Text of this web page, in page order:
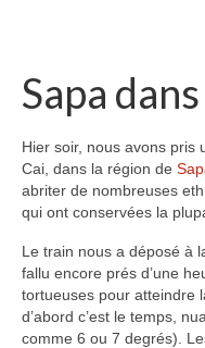
Laos
Chine
Kirghizstan
Sapa
Hier soir, nous avons pris
Cai, dans la région de
abriter de nombreuses
qui ont conservées la
Le train nous a déposé à
fallu encore prés d’une
tortueuses pour atteindre
d’abord c’est le temps,
comme 6 ou 7 degrés).